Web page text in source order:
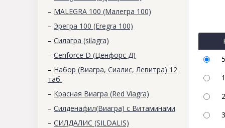
– MALEGRA 100 (Малегра 100)
– Эрегра 100 (Eregra 100)
– Силагра (silagra)
– Cenforce D (Ценфорс Д)
– Набор (Виагра, Сиалис, Левитра) 12
таб.
– Красная Виагра (Red Viagra)
– Силденафил(Виагра) с Витаминами
– СИЛДАЛИС (SILDALIS)